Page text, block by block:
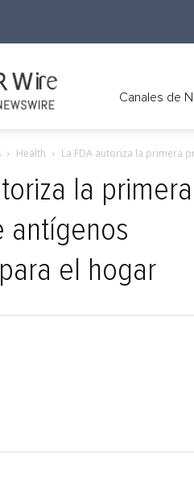
Wire
Canales de
Health La FDA autoriza la primera
la primera
antígenos
el hogar